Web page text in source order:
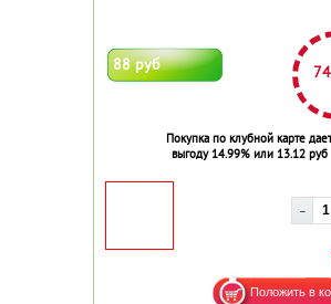
88 руб
Покупка по клубной карте дает
выгоду 14.99% или 13.12 руб